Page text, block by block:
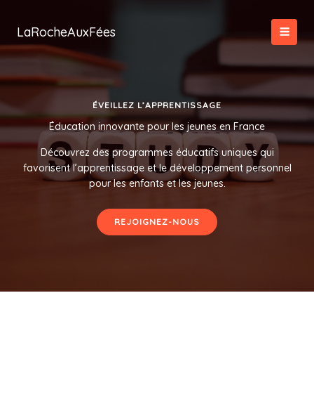
contenuLaRocheAuxFées
ÉVEILLEZ L’APPRENTISSAGE
Éducation innovante pour les jeunes en France
Découvrez des programmes éducatifs uniques qui
favorisent l’apprentissage et le développement personnel
pour les enfants et les jeunes.
REJOIGNEZ-NOUS